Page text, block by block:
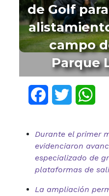
de Golf
campo
Parque
FacebookTwitter
Durante el primer
evidenciaron
especializado de
plataformas de
La ampliación